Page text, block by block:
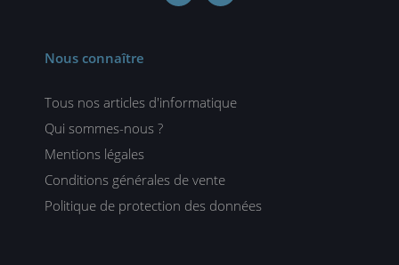
Nous connaître
Tous nos articles d'informatique
Qui sommes-nous ?
Mentions légales
Conditions générales de vente
Politique de protection des données